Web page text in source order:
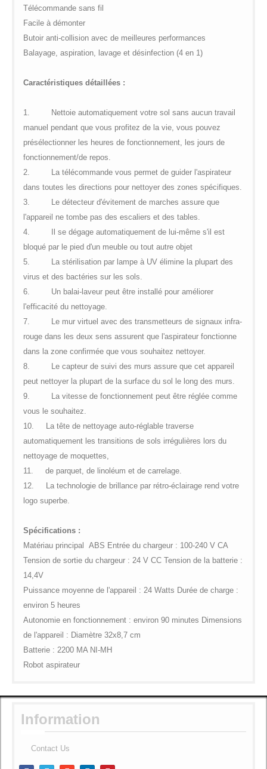
Télécommande sans fil
Facile à démonter
Butoir anti-collision avec de meilleures performances
Balayage, aspiration, lavage et désinfection (4 en 1)
Caractéristiques détaillées :
1.
Nettoie automatiquement votre sol sans aucun travail
manuel pendant que vous profitez de la vie, vous pouvez
présélectionner les heures de fonctionnement, les jours de
fonctionnement/de repos.
2.
La télécommande vous permet de guider l'aspirateur
dans toutes les directions pour nettoyer des zones spécifiques.
3.
Le détecteur d'évitement de marches assure que
l'appareil ne tombe pas des escaliers et des tables.
4.
Il se dégage automatiquement de lui-même s'il est
bloqué par le pied d'un meuble ou tout autre objet
5.
La stérilisation par lampe à UV élimine la plupart des
virus et des bactéries sur les sols.
6.
Un balai-laveur peut être installé pour améliorer
l'efficacité du nettoyage.
7.
Le mur virtuel avec des transmetteurs de signaux infra-
rouge dans les deux sens assurent que l'aspirateur fonctionne
dans la zone confirmée que vous souhaitez nettoyer.
8.
Le capteur de suivi des murs assure que cet appareil
peut nettoyer la plupart de la surface du sol le long des murs.
9.
La vitesse de fonctionnement peut être réglée comme
vous le souhaitez.
10.
La tête de nettoyage auto-réglable traverse
automatiquement les transitions de sols irrégulières lors du
nettoyage de moquettes,
11.
de parquet, de linoléum et de carrelage.
12.
La technologie de brillance par rétro-éclairage rend votre
logo superbe.
Spécifications :
Matériau principal
ABS Entrée du chargeur : 100-240 V CA
Tension de sortie du chargeur : 24 V CC Tension de la batterie :
14,4V
Puissance moyenne de l'appareil : 24 Watts Durée de charge :
environ 5 heures
Autonomie en fonctionnement : environ 90 minutes Dimensions
de l'appareil : Diamètre 32x8,7 cm
Batterie : 2200 MA NI-MH
Robot aspirateur
Information
Contact Us